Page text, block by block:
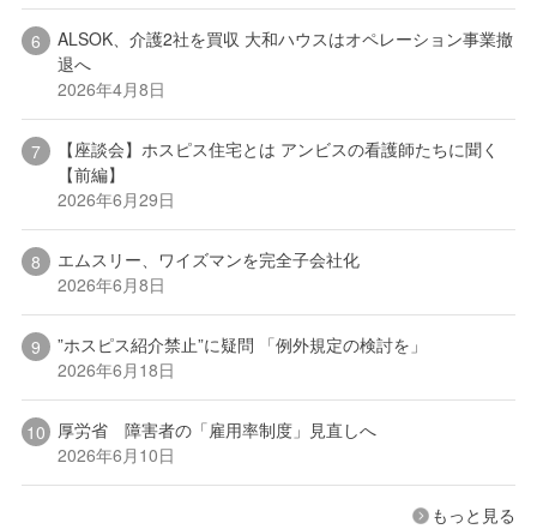
ALSOK、介護2社を買収 大和ハウスはオペレーション事業撤
退へ
2026年4月8日
【座談会】ホスピス住宅とは アンビスの看護師たちに聞く
【前編】
2026年6月29日
エムスリー、ワイズマンを完全子会社化
2026年6月8日
”ホスピス紹介禁止”に疑問 「例外規定の検討を」
2026年6月18日
厚労省 障害者の「雇用率制度」見直しへ
2026年6月10日
もっと見る